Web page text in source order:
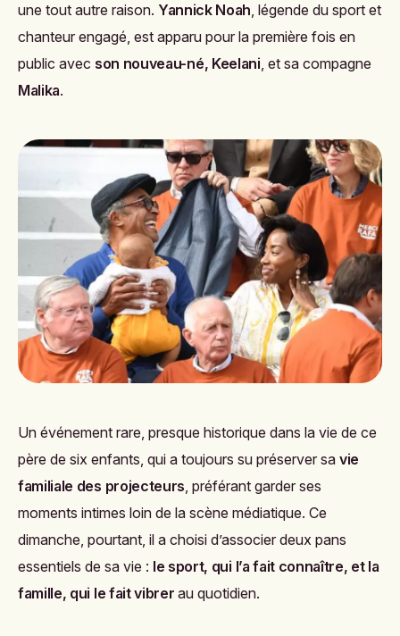
une tout autre raison. Yannick Noah, légende du sport et
chanteur engagé, est apparu pour la première fois en
public avec son nouveau-né, Keelani, et sa compagne
Malika.
Un événement rare, presque historique dans la vie de ce
père de six enfants, qui a toujours su préserver sa vie
familiale des projecteurs , préférant garder ses
moments intimes loin de la scène médiatique. Ce
dimanche, pourtant, il a choisi d’associer deux pans
essentiels de sa vie : le sport, qui l’a fait connaître, et la
famille, qui le fait vibrer au quotidien.